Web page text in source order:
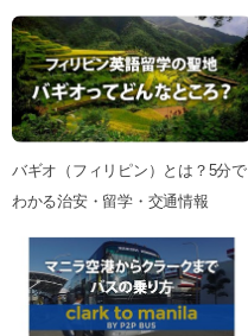
バギオ（フィリピン）とは？5分で
わかる治安・留学・交通情報